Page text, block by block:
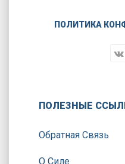
ПОЛИТИКА
ПОЛЕЗНЫЕ
Обратная Связь
О Силе